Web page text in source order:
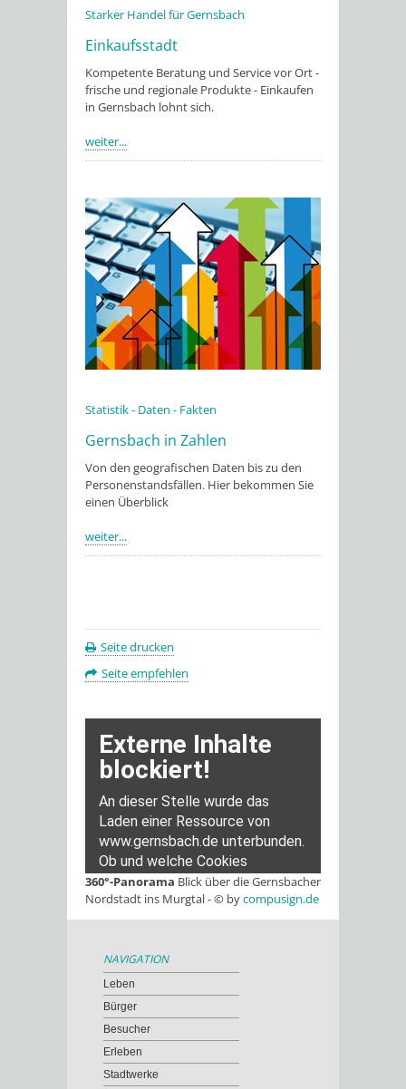
Starker Handel für Gernsbach
Einkaufsstadt
Kompetente Beratung und Service vor Ort -
frische und regionale Produkte - Einkaufen
in Gernsbach lohnt sich.
weiter...
Statistik - Daten - Fakten
Gernsbach in Zahlen
Von den geografischen Daten bis zu den
Personenstandsfällen. Hier bekommen Sie
einen Überblick
weiter...
Seite drucken
Seite empfehlen
360°-Panorama Blick über die Gernsbacher
Nordstadt ins Murgtal - © bycompusign.de
NAVIGATION
Leben
Bürger
Besucher
Erleben
Stadtwerke